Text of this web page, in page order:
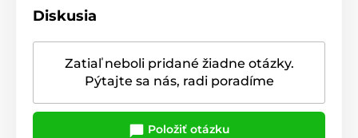
Diskusia
Zatiaľ neboli pridané žiadne otázky.
Pýtajte sa nás, radi poradíme
Položiť otázku